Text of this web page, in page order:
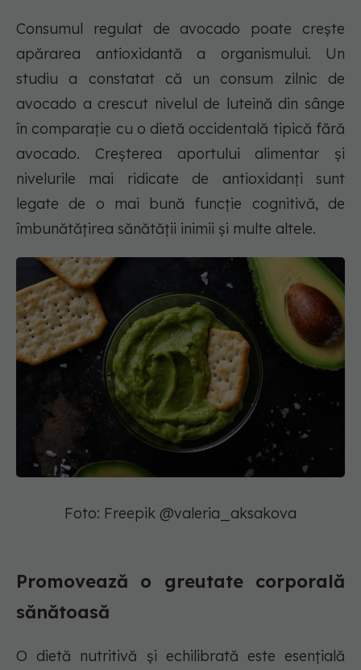
Consumul regulat de avocado poate crește
apărarea antioxidantă a organismului. Un
studiu a constatat că un consum zilnic de
avocado a crescut nivelul de luteină din sânge
în comparație cu o dietă occidentală tipică fără
avocado. Creșterea aportului alimentar și
nivelurile mai ridicate de antioxidanți sunt
legate de o mai bună funcție cognitivă, de
îmbunătățirea sănătății inimii și multe altele.
Foto: Freepik @valeria_aksakova
Promovează o greutate corporală
sănătoasă
O dietă nutritivă și echilibrată este esențială